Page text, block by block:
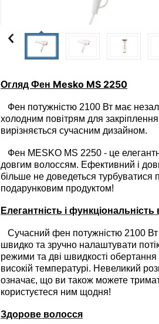
Огляд Фен Mesko MS 2250
Фен потужністю 2100 Вт має
холодним повітрям для
вирізняється сучасним дизайном.
Фен MESKO MS 2250 - це
довгим волоссям. Ефективний і
більше не доведеться турбуватися
подарунковим продуктом!
Елегантність і
Сучасний фен потужністю 2100
швидко та зручно налаштувати
режими та дві швидкості
високій температурі. Невеликий
означає, що ви також можете
користуєтеся ним щодня!
Здорове волосся